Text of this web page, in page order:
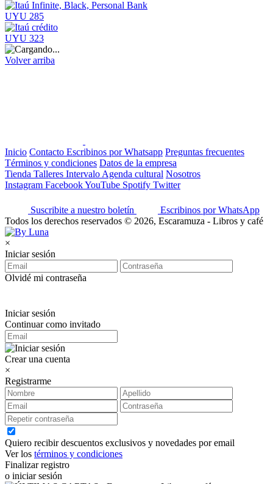
UYU 285
UYU 323
Volver arriba
Inicio Contacto Escribinos por Whatsapp Preguntas frecuentes
Términos y condiciones Datos de la empresa
Tienda Talleres Intervalo Agenda cultural Nosotros
Instagram FacebookYouTube Spotify Twitter
Suscribite a nuestro boletín
Escribinos por WhatsApp
Todos los derechos reservados © 2026, Escaramuza - Libros y café
×
Iniciar sesión
Olvidé mi contraseña
Iniciar sesión
Continuar como invitado
Crear una cuenta
×
Registrarme
Quiero recibir descuentos exclusivos y novedades por email
Ver los términos y condiciones
Finalizar registro
o iniciar sesión